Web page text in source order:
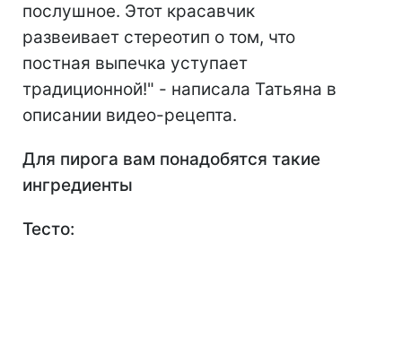
послушное. Этот красавчик
развеивает стереотип о том, что
постная выпечка уступает
традиционной!" - написала Татьяна в
описании видео-рецепта.
Для пирога вам понадобятся такие
ингредиенты
Тесто: